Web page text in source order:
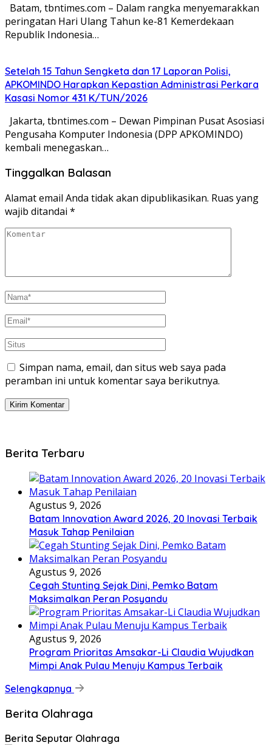
Batam, tbntimes.com – Dalam rangka menyemarakkan
peringatan Hari Ulang Tahun ke-81 Kemerdekaan
Republik Indonesia…
Setelah 15 Tahun Sengketa dan 17 Laporan Polisi,
APKOMINDO Harapkan Kepastian Administrasi Perkara
Kasasi Nomor 431 K/TUN/2026
Jakarta, tbntimes.com – Dewan Pimpinan Pusat Asosiasi
Pengusaha Komputer Indonesia (DPP APKOMINDO)
kembali menegaskan…
Tinggalkan Balasan
Alamat email Anda tidak akan dipublikasikan. Ruas yang
wajib ditandai *
Simpan nama, email, dan situs web saya pada
peramban ini untuk komentar saya berikutnya.
Berita Terbaru
Agustus 9, 2026
Batam Innovation Award 2026, 20 Inovasi Terbaik
Masuk Tahap Penilaian
Agustus 9, 2026
Cegah Stunting Sejak Dini, Pemko Batam
Maksimalkan Peran Posyandu
Agustus 9, 2026
Program Prioritas Amsakar-Li Claudia Wujudkan
Mimpi Anak Pulau Menuju Kampus Terbaik
Selengkapnya
Berita Olahraga
Berita Seputar Olahraga